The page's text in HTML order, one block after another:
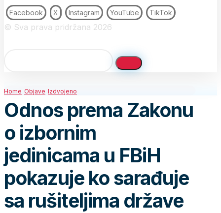
Facebook X Instagram YouTube TikTok
© Sva prava pridržana 2026
Home Objave Izdvojeno
Odnos prema Zakonu
o izbornim
jedinicama u FBiH
pokazuje ko sarađuje
sa rušiteljima države